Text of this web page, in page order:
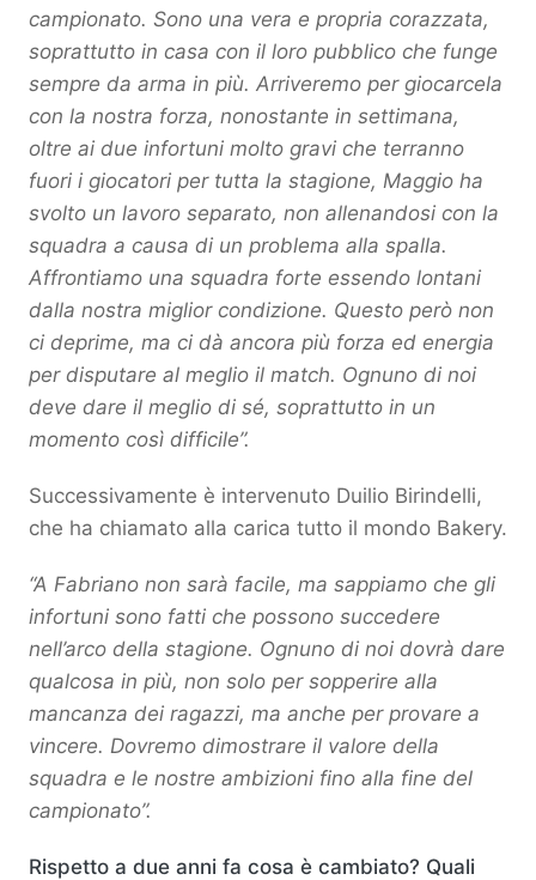
campionato. Sono una vera e propria corazzata,
soprattutto in casa con il loro pubblico che funge
sempre da arma in più. Arriveremo per giocarcela
con la nostra forza, nonostante in settimana,
oltre ai due infortuni molto gravi che terranno
fuori i giocatori per tutta la stagione, Maggio ha
svolto un lavoro separato, non allenandosi con la
squadra a causa di un problema alla spalla.
Affrontiamo una squadra forte essendo lontani
dalla nostra miglior condizione. Questo però non
ci deprime, ma ci dà ancora più forza ed energia
per disputare al meglio il match. Ognuno di noi
deve dare il meglio di sé, soprattutto in un
momento così difficile”.
Successivamente è intervenuto Duilio Birindelli,
che ha chiamato alla carica tutto il mondo Bakery.
“A Fabriano non sarà facile, ma sappiamo che gli
infortuni sono fatti che possono succedere
nell’arco della stagione. Ognuno di noi dovrà dare
qualcosa in più, non solo per sopperire alla
mancanza dei ragazzi, ma anche per provare a
vincere. Dovremo dimostrare il valore della
squadra e le nostre ambizioni fino alla fine del
campionato”.
Rispetto a due anni fa cosa è cambiato? Quali